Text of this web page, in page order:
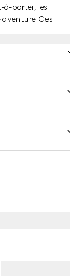
à-porter, les
Ces